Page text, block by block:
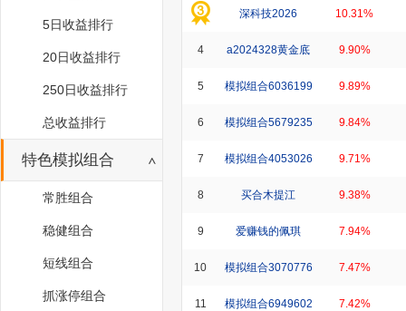
5日收益排行
20日收益排行
250日收益排行
总收益排行
特色模拟组合
常胜组合
稳健组合
短线组合
抓涨停组合
深科技2026 10.31%
4 a2024328黄金底 9.90%
5 模拟组合6036199 9.89%
6 模拟组合5679235 9.84%
7 模拟组合4053026 9.71%
8 买合木提江 9.38%
9 爱赚钱的佩琪 7.94%
10 模拟组合3070776 7.47%
11 模拟组合6949602 7.42%